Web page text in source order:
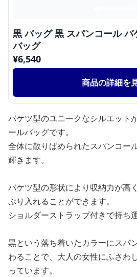
黒 バッグ 黒 スパンコール
バッグ
¥6,540
商品の詳細を
バケツ型のユニークなシルエット
ールバッグです。
全体に散りばめられたスパンコー
輝きます。
バケツ型の形状により収納力が高
ぷり入れることができます。
ショルダーストラップ付きで持ち
黒という落ち着いたカラーにスパ
わることで、大人の女性にふさわ
っています。